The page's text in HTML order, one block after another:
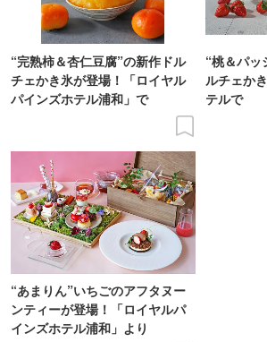
“完熟柿＆杏仁豆腐”の新作ドル
チェかき氷が登場！「ロイヤル
パインズホテル浦和」で
“桃＆パッ
ルチェか
テルで
“あまりん”いちごのアフタヌー
ンティーが登場！「ロイヤルパ
インズホテル浦和」より